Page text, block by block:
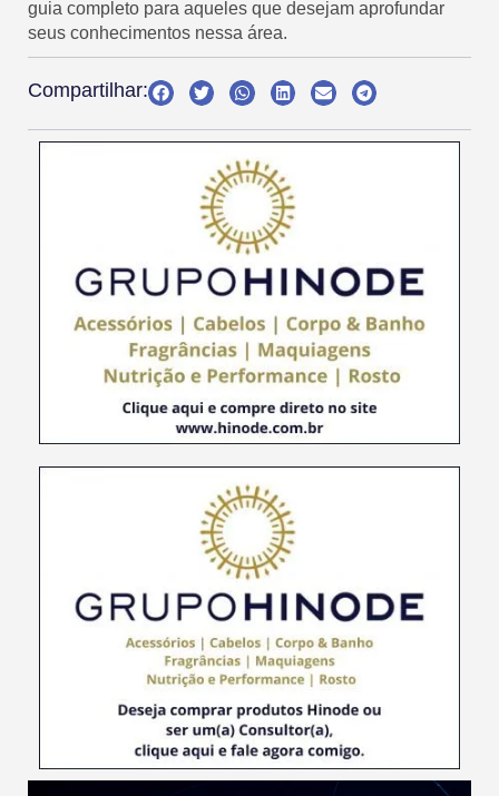
guia completo para aqueles que desejam aprofundar
seus conhecimentos nessa área.
Compartilhar: